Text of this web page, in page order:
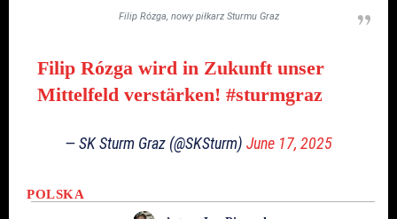
Filip Rózga, nowy piłkarz Sturmu Graz
Filip Rózga wird in Zukunft unser
Mittelfeld verstärken! #sturmgraz
— SK Sturm Graz (@SKSturm) June 17, 2025
POLSKA